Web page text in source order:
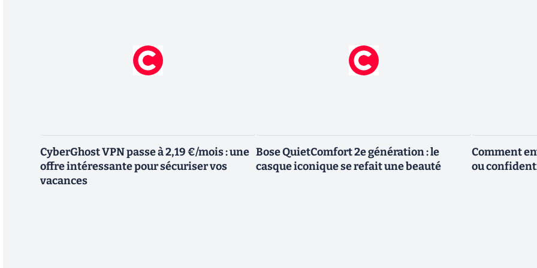
CyberGhost VPN passe à 2,19 €/mois : une
offre intéressante pour sécuriser vos
vacances
Bose QuietComfort 2e génération : le
casque iconique se refait une beauté
Comment
ou